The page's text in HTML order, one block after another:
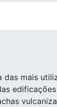
mais